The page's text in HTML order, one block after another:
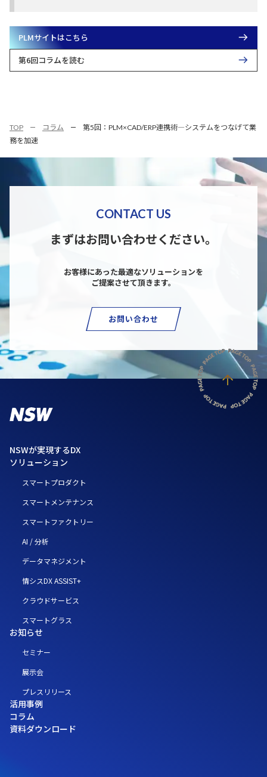
PLMサイトはこちら
第6回コラムを読む
TOP コラム
第5回：PLM×CAD/ERP連携術―システムをつなげて業
務を加速
CONTACT US
まずはお問い合わせください。
お客様にあった最適なソリューションを
ご提案させて頂きます。
お問い合わせ
NSWが実現するDX
ソリューション
スマートプロダクト
スマートメンテナンス
スマートファクトリー
AI / 分析
データマネジメント
情シスDX ASSIST+
クラウドサービス
スマートグラス
お知らせ
セミナー
展示会
プレスリリース
活用事例
コラム
資料ダウンロード